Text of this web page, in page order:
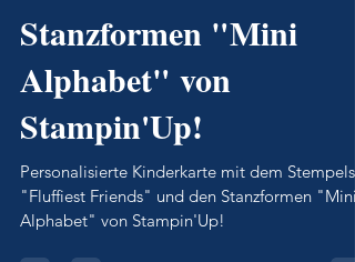
Stempelset "Fluffiest
Friends" und den
Stanzformen "Mini
Alphabet" von
Stampin'Up!